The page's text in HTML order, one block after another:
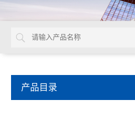
产品目录